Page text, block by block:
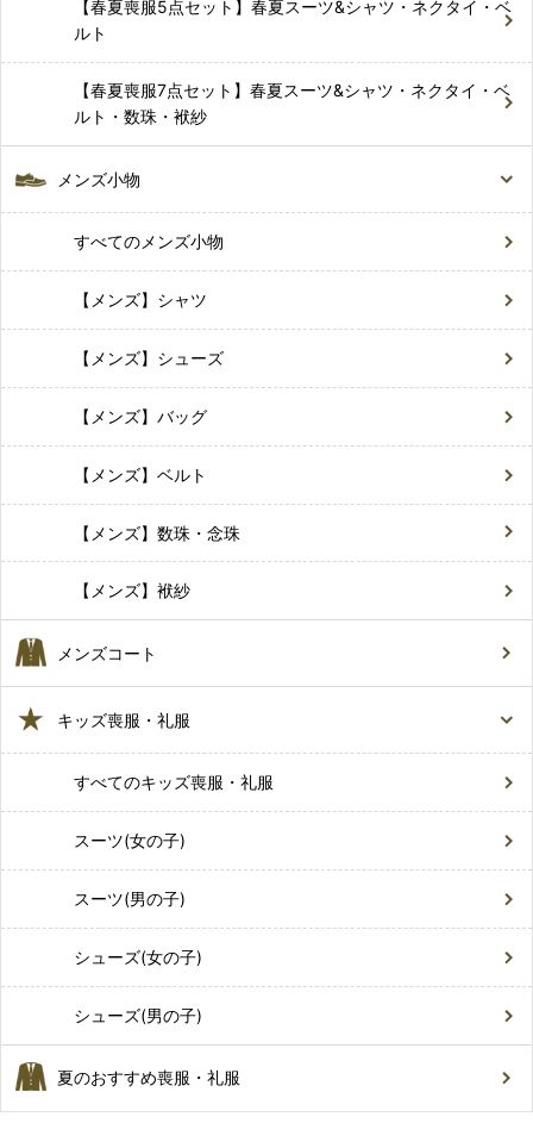
【春夏喪服5点セット】春夏スーツ&シャツ・ネクタイ・ベ
ルト
【春夏喪服7点セット】春夏スーツ&シャツ・ネクタイ・ベ
ルト・数珠・袱紗
メンズ小物
すべてのメンズ小物
【メンズ】シャツ
【メンズ】シューズ
【メンズ】バッグ
【メンズ】ベルト
【メンズ】数珠・念珠
【メンズ】袱紗
メンズコート
キッズ喪服・礼服
すべてのキッズ喪服・礼服
スーツ(女の子)
スーツ(男の子)
シューズ(女の子)
シューズ(男の子)
夏のおすすめ喪服・礼服